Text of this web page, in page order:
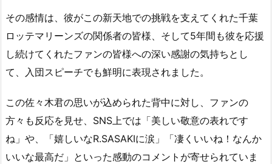
その感情は、彼がこの新天地での挑戦を支えてくれた千葉
ロッテマリーンズの関係者の皆様、そして5年間も彼を応援
し続けてくれたファンの皆様への深い感謝の気持ちとし
て、入団スピーチでも鮮明に表現されました。
この佐々木君の思いが込められた背中に対し、ファンの
方々も反応を見せ、SNS上では「美しい敬意の表れです
ね」や、「嬉しいなR.SASAKIに涙」「凄くいいね！なんか
いいな最高だ」といった感動のコメントが寄せられていま